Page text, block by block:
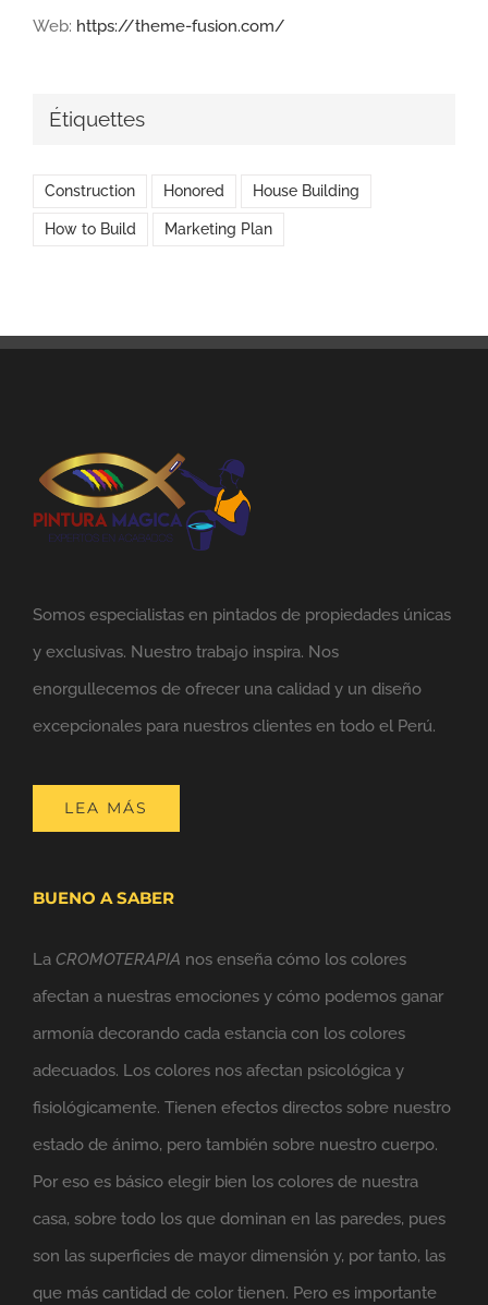
Web: https://theme-fusion.com/
Étiquettes
Construction Honored House Building
How to Build Marketing Plan
Somos especialistas en pintados de propiedades únicas
y exclusivas. Nuestro trabajo inspira. Nos
enorgullecemos de ofrecer una calidad y un diseño
excepcionales para nuestros clientes en todo el Perú.
LEA MÁS
BUENO A SABER
La CROMOTERAPIA nos enseña cómo los colores
afectan a nuestras emociones y cómo podemos ganar
armonía decorando cada estancia con los colores
adecuados. Los colores nos afectan psicológica y
fisiológicamente. Tienen efectos directos sobre nuestro
estado de ánimo, pero también sobre nuestro cuerpo.
Por eso es básico elegir bien los colores de nuestra
casa, sobre todo los que dominan en las paredes, pues
son las superficies de mayor dimensión y, por tanto, las
que más cantidad de color tienen. Pero es importante